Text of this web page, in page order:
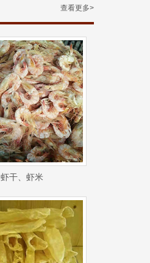
查看更多>
虾干、虾米